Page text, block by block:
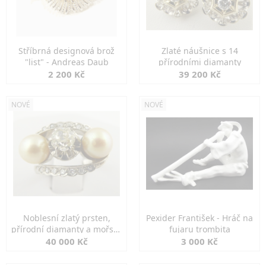
Stříbrná designová brož
"list" - Andreas Daub
2 200 Kč
Zlaté náušnice s 14
přírodními diamanty
39 200 Kč
NOVÉ
Noblesní zlatý prsten,
přírodní diamanty a mořské
perly
40 000 Kč
NOVÉ
Pexider František - Hráč na
fujaru trombita
3 000 Kč